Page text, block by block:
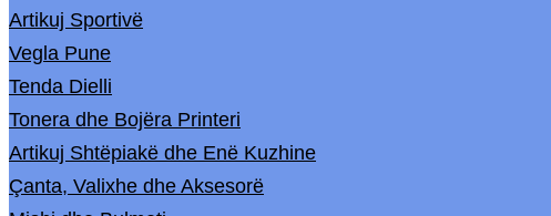
Artikuj Sportivë
Vegla Pune
Tenda Dielli
Tonera dhe Bojëra Printeri
Artikuj Shtëpiakë dhe Enë Kuzhine
Çanta, Valixhe dhe Aksesorë